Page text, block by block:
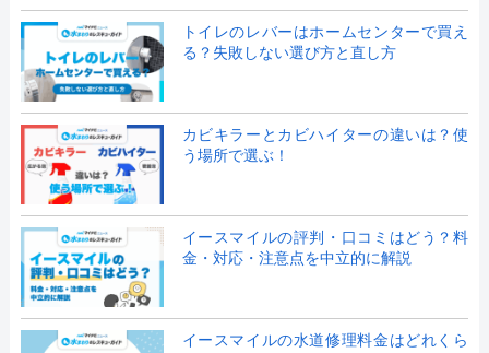
トイレのレバーはホームセンターで買え
る？失敗しない選び方と直し方
カビキラーとカビハイターの違いは？使
う場所で選ぶ！
イースマイルの評判・口コミはどう？料
金・対応・注意点を中立的に解説
イースマイルの水道修理料金はどれくら